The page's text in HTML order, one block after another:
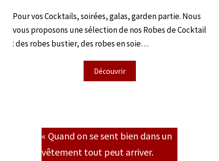
Pour vos Cocktails, soirées, galas, garden partie. Nous
vous proposons une sélection de nos Robes de Cocktail
: des robes bustier, des robes en soie…
Découvrir
« Quand on se sent bien dans un
vêtement tout peut arriver.